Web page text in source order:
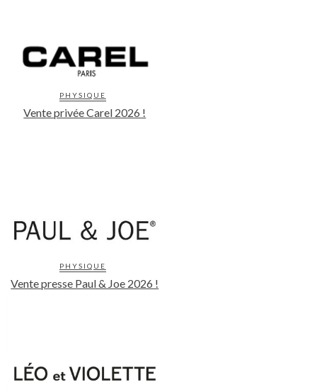
PHYSIQUE
Vente privée Carel 2026 !
PHYSIQUE
Vente presse Paul & Joe 2026 !